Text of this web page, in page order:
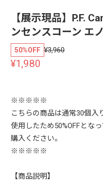
【展示現品】P.F.
ンセンスコーン エ
¥3,960
50%OFF
¥1,980
※※※※※
こちらの商品は通常30個入
使用したため50%OFFとな
購入ください。
※※※※※
【商品説明】